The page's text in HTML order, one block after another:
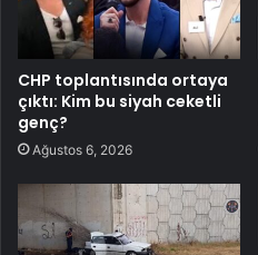
CHP toplantısında ortaya
çıktı: Kim bu siyah ceketli
genç?
Ağustos 6, 2026